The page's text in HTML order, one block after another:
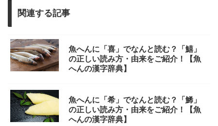
関連する記事
魚へんに「喜」でなんと読む？「鱚」
の正しい読み方・由来をご紹介！【魚
へんの漢字辞典】
魚へんに「希」でなんと読む？「鯑」
の正しい読み方・由来をご紹介！【魚
へんの漢字辞典】